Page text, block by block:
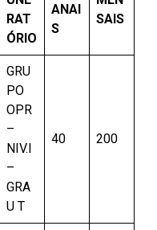
RAT
ÓRIO
ANAI
S
SAIS
GRU
PO
OPR
–
NIV.I
–
GRA
U T
40 200